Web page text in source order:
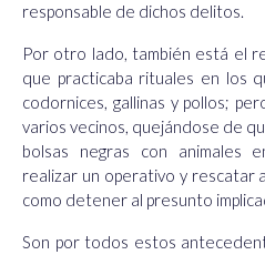
responsable de dichos delitos.
Por otro lado, también está el
que practicaba rituales en los
codornices, gallinas y pollos;
varios vecinos, quejándose de
bolsas negras con animales
realizar un operativo y rescatar
como detener al presunto
Son por todos estos